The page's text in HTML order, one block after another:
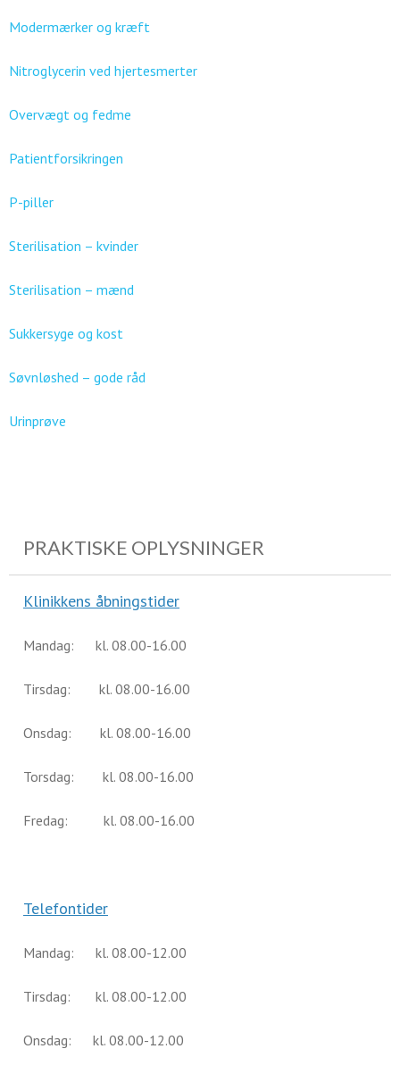
Modermærker og kræft
Nitroglycerin ved hjertesmerter
Overvægt og fedme
Patientforsikringen
P-piller
Sterilisation – kvinder
Sterilisation – mænd
Sukkersyge og kost
Søvnløshed – gode råd
Urinprøve
PRAKTISKE OPLYSNINGER
Klinikkens åbningstider
Mandag: kl. 08.00-16.00
Tirsdag: kl. 08.00-16.00
Onsdag: kl. 08.00-16.00
Torsdag: kl. 08.00-16.00
Fredag: kl. 08.00-16.00
Telefontider
Mandag: kl. 08.00-12.00
Tirsdag: kl. 08.00-12.00
Onsdag: kl. 08.00-12.00